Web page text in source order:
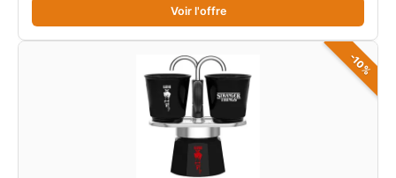
Voir l'offre
-10%